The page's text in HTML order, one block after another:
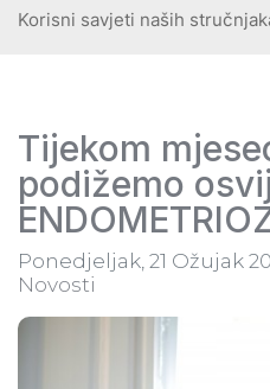
Korisni savjeti naših
Tijekom
podižemo
Ponedjeljak, 21 Ožujak
Novosti